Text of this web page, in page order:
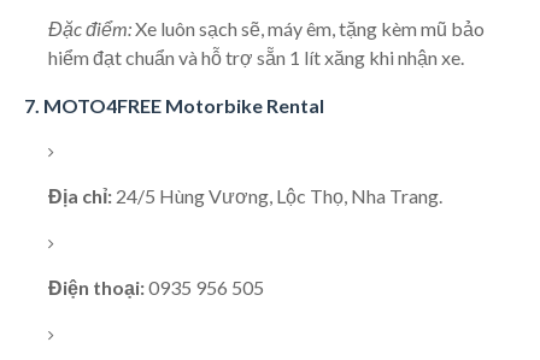
Đặc điểm:Xe luôn sạch sẽ, máy êm, tặng kèm mũ bảo
hiểm đạt chuẩn và hỗ trợ sẵn 1 lít xăng khi nhận xe.
7. MOTO4FREE Motorbike Rental
Địa chỉ: 24/5 Hùng Vương, Lộc Thọ, Nha Trang.
Điện thoại:0935 956 505